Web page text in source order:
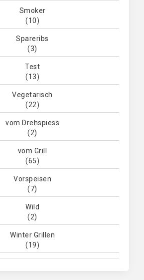
Smoker
(10)
Spareribs
(3)
Test
(13)
Vegetarisch
(22)
vom Drehspiess
(2)
vom Grill
(65)
Vorspeisen
(7)
Wild
(2)
Winter Grillen
(19)